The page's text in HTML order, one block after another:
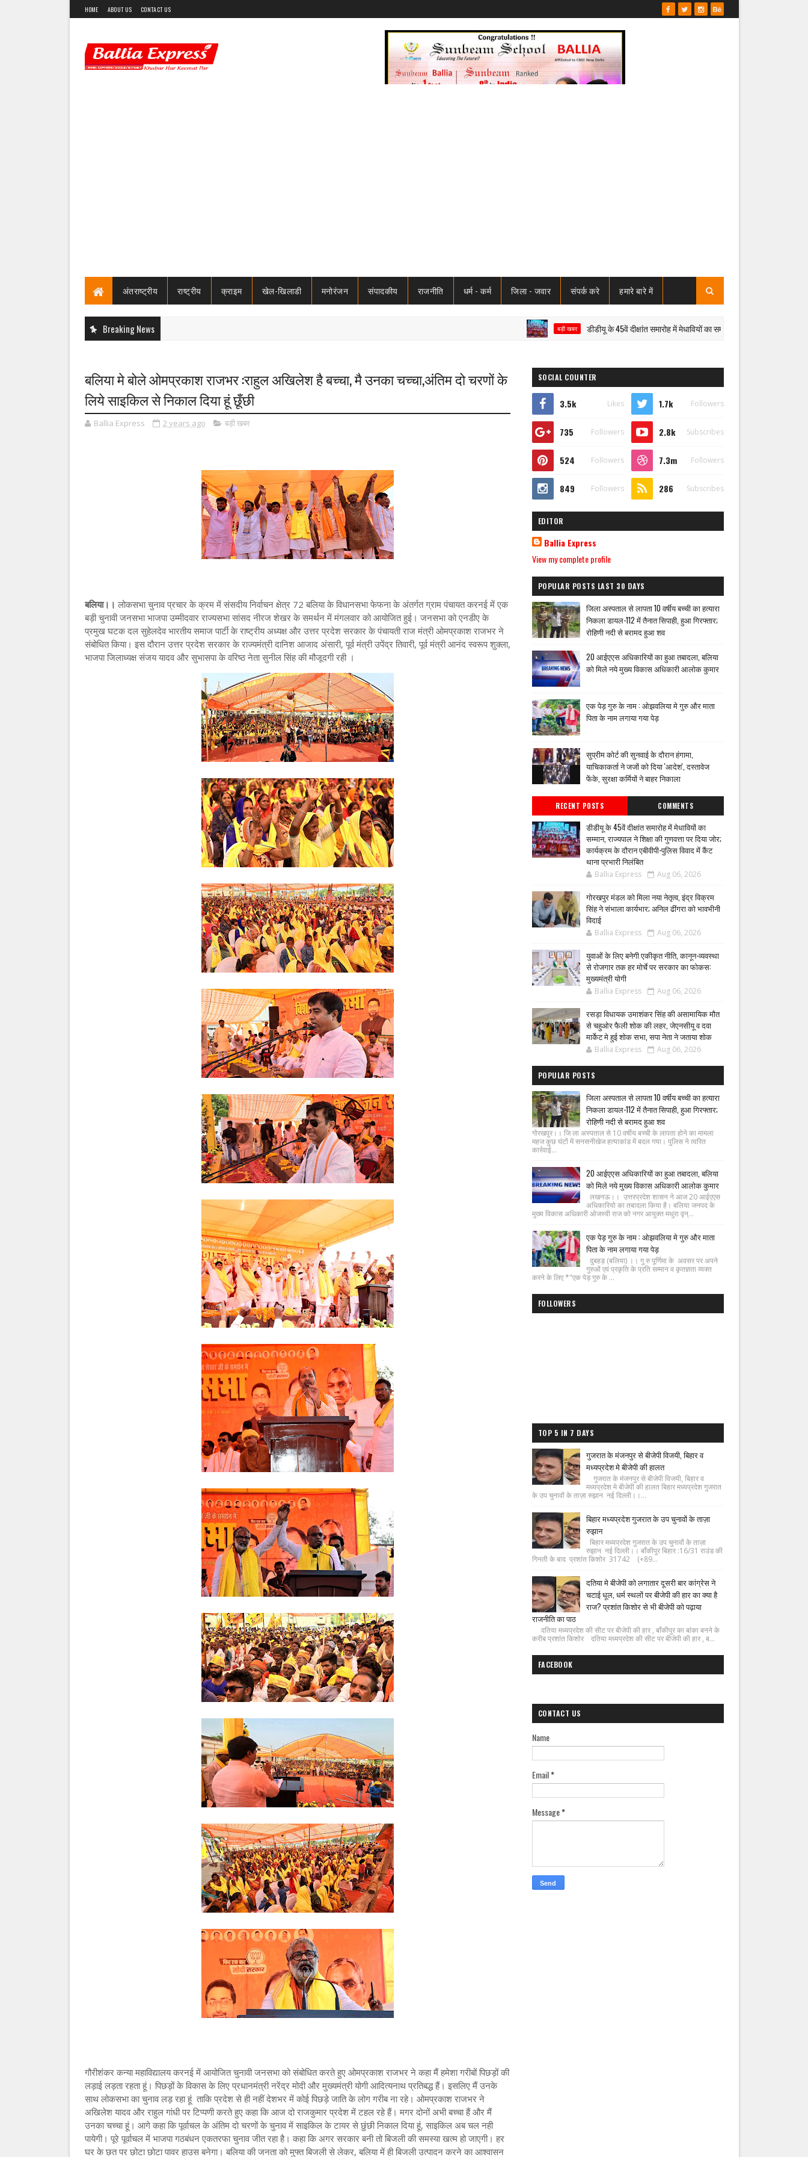
HOME ABOUT US CONTACT US
अंतराष्ट्रीय राष्ट्रीय क्राइम खेल-खिलाडी मनोरंजन संपादकीय राजनीति धर्म - कर्म जिला - जवार संपर्क करे हमारे बारे में
Breaking News बड़ी खबर डीडीयू के 45वें दीक्षांत समारोह में मेधावियों का सम्मान, राज्यपाल ने शिक्षा की गुणवत्ता पर
बलिया मे बोले ओमप्रकाश राजभर :राहुल अखिलेश है बच्चा, मै उनका चच्चा,अंतिम दो चरणों के
लिये साइकिल से निकाल दिया हूं छूँछी
Ballia Express 2 years ago बड़ी खबर
बलिया।। लोकसभा चुनाव प्रचार के क्रम में संसदीय निर्वाचन क्षेत्र 72 बलिया के विधानसभा फेफना के अंतर्गत ग्राम पंचायत करनई में एक
बड़ी चुनावी जनसभा भाजपा उम्मीदवार राज्यसभा सांसद नीरज शेखर के समर्थन में मंगलवार को आयोजित हुई। जनसभा को एनडीए के
प्रमुख घटक दल सुहेलदेव भारतीय समाज पार्टी के राष्ट्रीय अध्यक्ष और उत्तर प्रदेश सरकार के पंचायती राज मंत्री ओमप्रकाश राजभर ने
संबोधित किया। इस दौरान उत्तर प्रदेश सरकार के राज्यमंत्री दानिश आजाद अंसारी, पूर्व मंत्री उपेंद्र तिवारी, पूर्व मंत्री आनंद स्वरूप शुक्ला,
भाजपा जिलाध्यक्ष संजय यादव और सुभासपा के वरिष्ठ नेता सुनील सिंह की मौजूदगी रही ।
गौरीशंकर कन्या महाविद्यालय करनई में आयोजित चुनावी जनसभा को संबोधित करते हुए ओमप्रकाश राजभर ने कहा मैं हमेशा गरीबों पिछड़ों की
लड़ाई लड़ता रहता हूं। पिछड़ों के विकास के लिए प्रधानमंत्री नरेंद्र मोदी और मुख्यमंत्री योगी आदित्यनाथ प्रतिबद्ध हैं। इसलिए मैं उनके
साथ लोकसभा का चुनाव लड़ रहा हूं ताकि प्रदेश से ही नहीं देशभर में कोई पिछड़े जाति के लोग गरीब ना रहे। ओमप्रकाश राजभर ने
अखिलेश यादव और राहुल गांधी पर टिप्पणी करते हुए कहा कि आज दो राजकुमार प्रदेश में टहल रहे हैं। मगर दोनों अभी बच्चा हैं और मैं
उनका चच्चा हूं। आगे कहा कि पूर्वाचल के अंतिम दो चरणों के चुनाव में साइकिल के टायर से छुंछी निकाल दिया हूं, साइकिल अब चल नही
पायेगी। पूरे पूर्वाचल में भाजपा गठबंधन एकतरफा चुनाव जीत रहा है। कहा कि अगर सरकार बनी तो बिजली की समस्या खत्म हो जाएगी। हर
घर के छत पर छोटा छोटा पावर हाउस बनेगा। बलिया की जनता को मुफ्त बिजली से लेकर, बलिया में ही बिजली उत्पादन करने का आश्वासन
SOCIAL COUNTER
3.5k Likes 1.7k Followers
735 Followers 2.8k Subscribes
524 Followers 7.3m Followers
849 Followers 286 Subscribes
EDITOR
Ballia Express
View my complete profile
POPULAR POSTS LAST 30 DAYS
जिला अस्पताल से लापता 10 वर्षीय बच्ची का हत्यारा
निकला डायल-112 में तैनात सिपाही, हुआ गिरफ्तार;
रोहिणी नदी से बरामद हुआ शव
20 आईएएस अधिकारियों का हुआ तबादला, बलिया
को मिले नये मुख्य विकास अधिकारी आलोक कुमार
एक पेड़ गुरु के नाम : ओझवलिया मे गुरु और माता
पिता के नाम लगाया गया पेड़
सुप्रीम कोर्ट की सुनवाई के दौरान हंगामा,
याचिकाकर्ता ने जजों को दिया 'आदेश', दस्तावेज
फेंके, सुरक्षा कर्मियों ने बाहर निकाला
RECENT POSTS COMMENTS
डीडीयू के 45वें दीक्षांत समारोह में मेधावियों का
सम्मान, राज्यपाल ने शिक्षा की गुणवत्ता पर दिया जोर;
कार्यक्रम के दौरान एबीवीपी-पुलिस विवाद में कैंट
थाना प्रभारी निलंबित
Ballia Express Aug 06, 2026
गोरखपुर मंडल को मिला नया नेतृत्व, इंद्र विक्रम
सिंह ने संभाला कार्यभार; अनिल ढींगरा को भावभीनी
विदाई
Ballia Express Aug 06, 2026
युवाओं के लिए बनेगी एकीकृत नीति, कानून-व्यवस्था
से रोजगार तक हर मोर्चे पर सरकार का फोकस:
मुख्यमंत्री योगी
Ballia Express Aug 06, 2026
रसड़ा विधायक उमाशंकर सिंह की असामायिक मौत
से चहुओर फैली शोक की लहर, जेएनसीयू व दवा
मार्केट मे हुई शोक सभा, सपा नेता ने जताया शोक
Ballia Express Aug 06, 2026
POPULAR POSTS
जिला अस्पताल से लापता 10 वर्षीय बच्ची का हत्यारा
निकला डायल-112 में तैनात सिपाही, हुआ गिरफ्तार;
रोहिणी नदी से बरामद हुआ शव
गोरखपुर।। जि ला अस्पताल से 10 वर्षीय बच्ची के लापता होने का मामला
महज कुछ घंटों में सनसनीखेज हत्याकांड में बदल गया। पुलिस ने त्वरित
कार्रवाई...
20 आईएएस अधिकारियों का हुआ तबादला, बलिया
को मिले नये मुख्य विकास अधिकारी आलोक कुमार
लखनऊ।। उत्तरप्रदेश शासन ने आज 20 आईएएस
अधिकारियो का तबादला किया है। बलिया जनपद के
मुख्य विकास अधिकारी ओजस्वी राज को नगर आयुक्त मथुरा वृन्...
एक पेड़ गुरु के नाम : ओझवलिया मे गुरु और माता
पिता के नाम लगाया गया पेड़
दुबहड़ (बलिया) ।। गु रु पूर्णिमा के अवसर पर अपने
गुरुओं एवं प्रकृति के प्रति सम्मान व कृतज्ञता व्यक्त
करने के लिए *"एक पेड़ गुरु के ...
FOLLOWERS
TOP 5 IN 7 DAYS
गुजरात के मंजनपुर से बीजेपी विजयी, बिहार व
मध्यप्रदेश मे बीजेपी की हालत
गुजरात के मंजनपुर से बीजेपी विजयी, बिहार व
मध्यप्रदेश मे बीजेपी की हालत बिहार मध्यप्रदेश गुजरात
के उप चुनावों के ताज़ा रुझान नई दिल्ली।।...
बिहार मध्यप्रदेश गुजरात के उप चुनावों के ताज़ा
रुझान
बिहार मध्यप्रदेश गुजरात के उप चुनावों के ताज़ा
रुझान नई दिल्ली।। बाँकीपुर बिहार :16/31 राउंड की
गिनती के बाद प्रशांत किशोर 31742 (+89...
दतिया मे बीजेपी को लगातार दूसरी बार कांग्रेस ने
चटाई धूल, धर्म स्थलों पर बीजेपी की हार का क्या है
राज? प्रशांत किशोर से भी बीजेपी को पढ़ाया
राजनीति का पाठ
दतिया मध्यप्रदेश की सीट पर बीजेपी की हार , बाँकीपुर का बांका बनने के
करीब प्रशांत किशोर दतिया मध्यप्रदेश की सीट पर बीजेपी की हार , ब...
FACEBOOK
CONTACT US
Name
Email*
Message*